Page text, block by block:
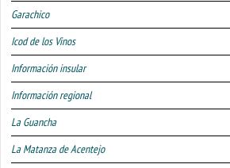
Garachico
Icod de los Vinos
Información insular
Información regional
La Guancha
La Matanza de Acentejo